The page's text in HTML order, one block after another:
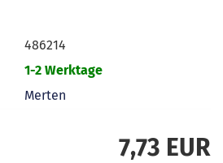
486214
1-2 Werktage
Merten
7,73 EUR